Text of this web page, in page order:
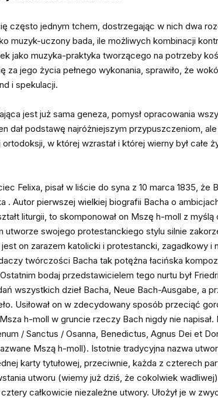
często jednym tchem, dostrzegając w nich dwa
muzyk-uczony bada, ile możliwych kombinacji
jako muzyka-praktyka tworzącego na potrzeby
za jego życia pełnego wykonania, sprawiło, że
i spekulacji.
jest już sama geneza, pomysł opracowania
dał podstawę najróżniejszym przypuszczeniom,
w której wzrastał i której wierny był całe
Felixa, pisał w liście do syna z 10 marca 1835, że
. Autor pierwszej wielkiej biografii Bacha o
liturgii, to skomponował on Mszę h-moll z
utworze swojego protestanckiego stylu silnie
on zarazem katolicki i protestancki, zagadkowy
twórczości Bacha tak potężna łacińska
bodaj przedstawicielem tego nurtu był
wszystkich dzieł Bacha, Neue Bach-Ausgabe, a
Usiłował on w zdecydowany sposób przeciąć
h-moll w gruncie rzeczy Bach nigdy nie
/ Sanctus / Osanna, Benedictus, Agnus Dei et
Mszą h-moll). Istotnie tradycyjna nazwa
karty tytułowej, przeciwnie, każda z czterech
utworu (wiemy już dziś, że cokolwiek
całkowicie niezależne utwory. Ułożył je w